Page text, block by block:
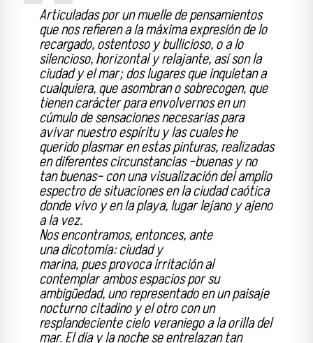
Articuladas por un muelle de pensamientos
que nos refierena la máxima expresión de lo
recargado, ostentoso y bullicioso, o a lo
silencioso, horizontal y relajante, así son la
ciudad y el mar; dos lugares que inquietan a
cualquiera, que asombran o sobrecogen, que
tienen carácter para envolvernos en un
cúmulo de sensaciones necesarias para
avivar nuestro espíritu y las cuales he
querido plasmar en estas pinturas, realizadas
en diferentes circunstancias –buenas y no
tan buenas– con una visualización del amplio
espectro de situaciones en la ciudad caótica
donde vivo y en la playa, lugar lejano y ajeno
a la vez.
Nos encontramos, entonces, ante
una dicotomía: ciudad y
marina, pues provoca irritación al
contemplar ambos espacios por su
ambigüedad, uno representado en un paisaje
nocturno citadino y el otro con un
resplandeciente cielo veraniego a la orilla del
mar. El día y la noche se entrelazan tan